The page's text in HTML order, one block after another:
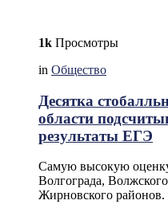
1k Просмотры
in Общество
Десятка
области
результаты ЕГЭ
Самую высокую
Волгограда,
Жирновского районов.